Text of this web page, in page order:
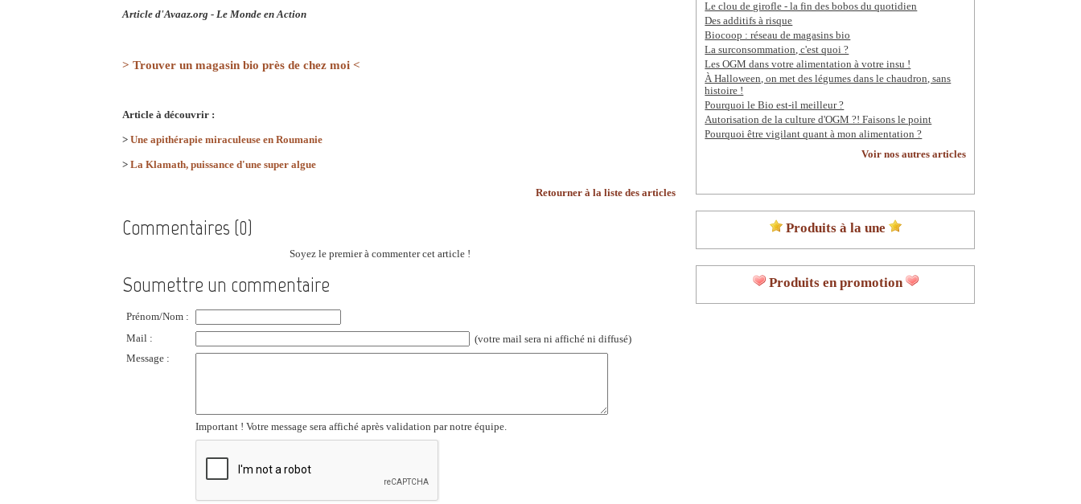
Article d'Avaaz.org - Le Monde en Action
> Trouver un magasin bio près de chez moi <
Article à découvrir :
> Une apithérapie miraculeuse en Roumanie
> La Klamath, puissance d'une super algue
Retourner à la liste des articles
Commentaires (0)
Soyez le premier à commenter cet article !
Soumettre un commentaire
Prénom/Nom :
Mail :
(votre mail sera ni affiché ni diffusé)
Message :
Important ! Votre message sera affiché après validation par notre équipe.
Le clou de girofle - la fin des bobos du quotidien
Des additifs à risque
Biocoop : réseau de magasins bio
La surconsommation, c'est quoi ?
Les OGM dans votre alimentation à votre insu !
À Halloween, on met des légumes dans le chaudron, sans
histoire !
Pourquoi le Bio est-il meilleur ?
Autorisation de la culture d'OGM ?! Faisons le point
Pourquoi être vigilant quant à mon alimentation ?
Voir nos autres articles
Produits à la une
Produits en promotion